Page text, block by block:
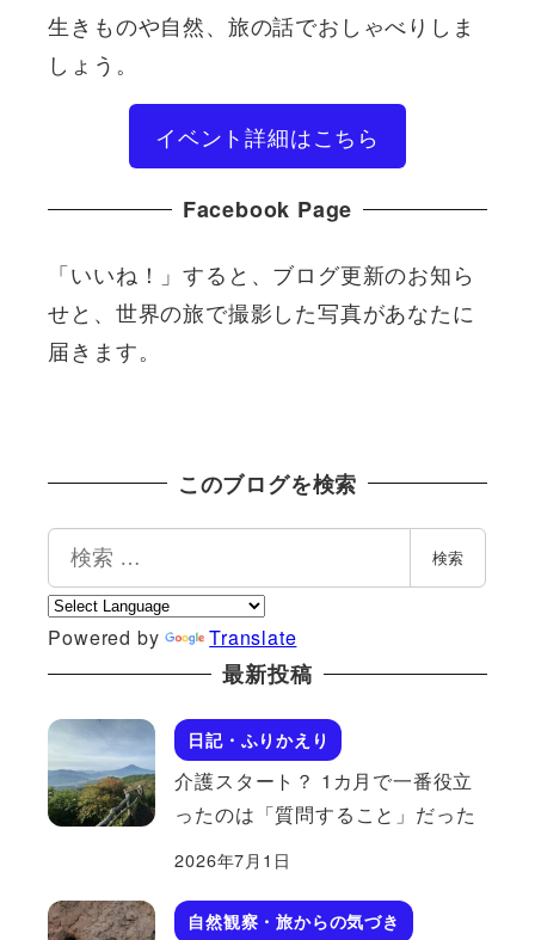
生きものや自然、旅の話でおしゃべりしま
しょう。
イベント詳細はこちら
Facebook Page
「いいね！」すると、ブログ更新のお知ら
せと、世界の旅で撮影した写真があなたに
届きます。
このブログを検索
索
検索
Powered by Translate
最新投稿
日記・ふりかえり
介護スタート？ 1カ月で一番役立
ったのは「質問すること」だった
2026年7月1日
自然観察・旅からの気づき